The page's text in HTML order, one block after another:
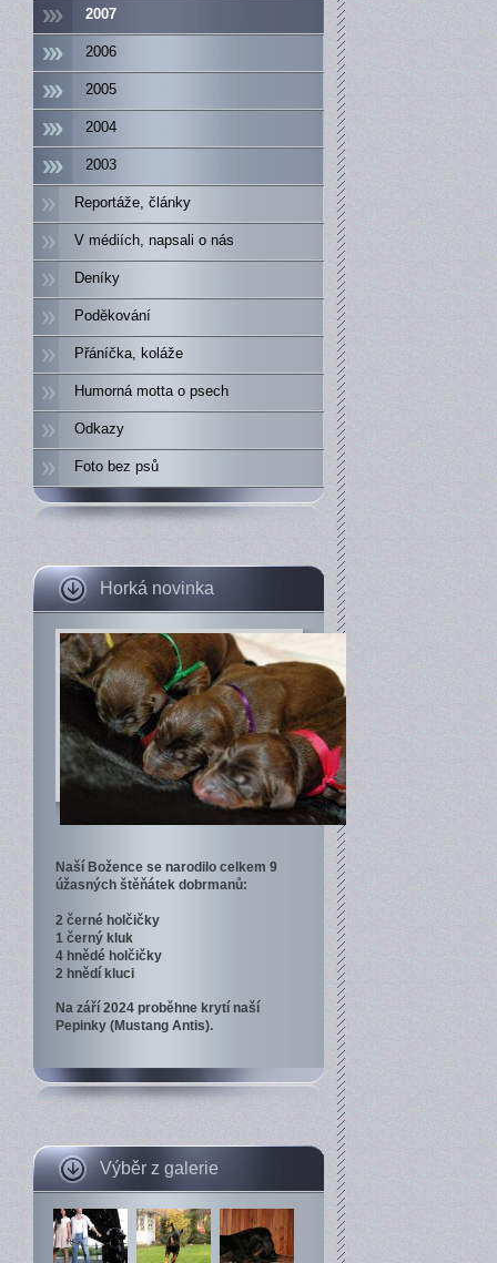
2007
2006
2005
2004
2003
Reportáže, články
V médiích, napsali o nás
Deníky
Poděkování
Přáníčka, koláže
Humorná motta o psech
Odkazy
Foto bez psů
Horká novinka
Naší Božence se narodilo celkem 9
úžasných štěňátek dobrmanů:
2 černé holčičky
1 černý kluk
4 hnědé holčičky
2 hnědí kluci
Na září 2024 proběhne krytí naší
Pepinky (Mustang Antis).
Výběr z galerie